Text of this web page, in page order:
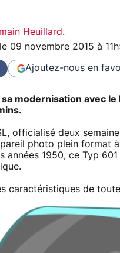
Heuillard.
09 novembre 2015 à
Ajoutez-nous en
modernisation avec
officialisé deux
photo plein format
années 1950, ce Typ
caractéristiques de